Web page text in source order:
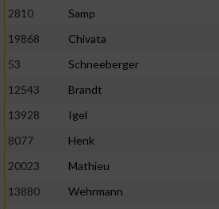
2810
Samp
19868
Chivata
53
Schneeberger
12543
Brandt
13928
Igel
8077
Henk
20023
Mathieu
13880
Wehrmann